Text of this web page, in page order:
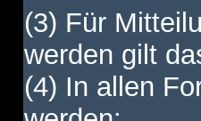
(3) Für
werden gilt
(4) In allen